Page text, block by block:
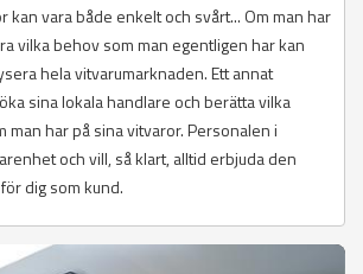
kan vara både enkelt och svårt... Om man har
vilka behov som man egentligen har kan
hela vitvarumarknaden. Ett annat
sina lokala handlare och berätta vilka
man har på sina vitvaror. Personalen i
och vill, så klart, alltid erbjuda den
dig som kund.